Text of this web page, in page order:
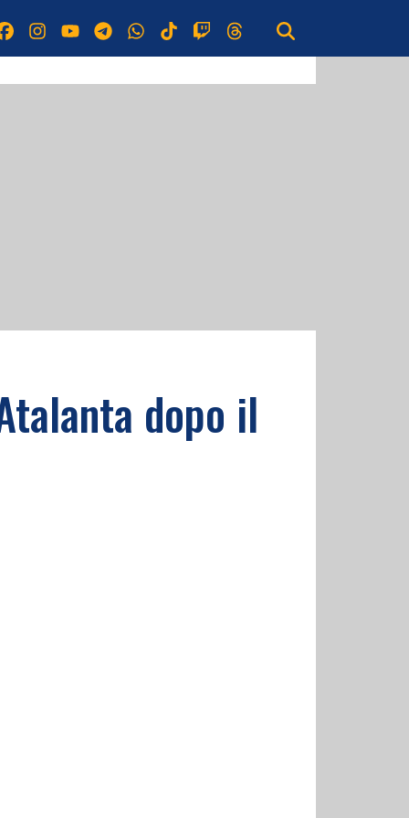
dopo il